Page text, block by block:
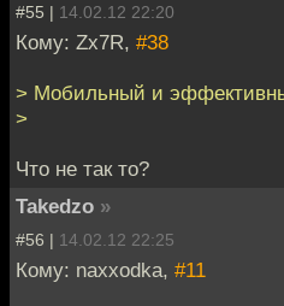
#55 | 14.02.12 22:20
Кому: Zx7R, #38
> Мобильный и
>
Что не так то?
Takedzo »
#56 | 14.02.12 22:25
Кому: naxxodka, #11